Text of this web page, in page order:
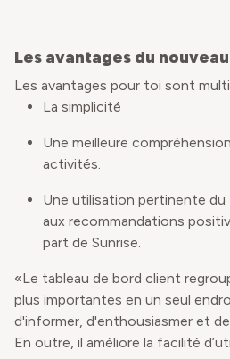
Les avantages du
Les avantages pour toi sont
La simplicité
Une meilleure
activités.
Une utilisation pertinente du
aux recommandations
part de Sunrise.
«Le tableau de bord client
plus importantes en un seul
d'informer, d'enthousiasmer et
En outre, il améliore la facilité